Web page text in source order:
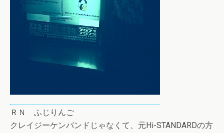
ＲＮ ふじりんご
クレイジーケンバンドじゃなくて、元Hi-STANDARDの方